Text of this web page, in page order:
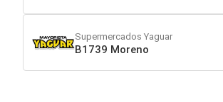
Supermercados Yaguar
B1739 Moreno